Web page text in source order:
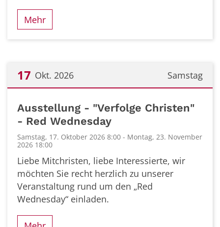
Mehr
Samstag
17 Okt. 2026
Ausstellung - "Verfolge Christen"
- Red Wednesday
Samstag, 17. Oktober 2026 8:00 - Montag, 23. November
2026 18:00
Liebe Mitchristen, liebe Interessierte, wir
möchten Sie recht herzlich zu unserer
Veranstaltung rund um den „Red
Wednesday“ einladen.